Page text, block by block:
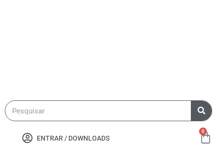
ENTRAR / DOWNLOADS
0